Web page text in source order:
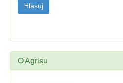
O Agrisu